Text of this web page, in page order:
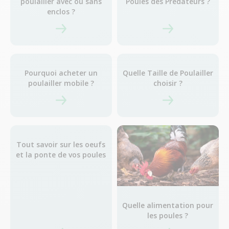
enclos ?
Pourquoi acheter un
poulailler mobile ?
Quelle Taille de Poulailler
choisir ?
Tout savoir sur les oeufs
et la ponte de vos poules
Quelle alimentation pour
les poules ?